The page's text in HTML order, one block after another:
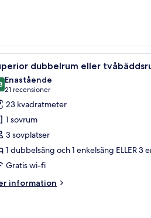
ett skrivbord, en stol, en TV och en
Ett
14 dubbelrum eller
av 10
Enastående
21 recensioner
(21 recensioner)
23 kvadratmeter
1 sovrum
3 sovplatser
1 dubbelsäng och 1 enkelsäng ELLER 3
Gratis wi-fi
information